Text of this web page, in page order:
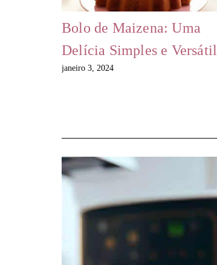
Bolo de Maizena: Uma
Delícia Simples e Versátil
janeiro 3, 2024